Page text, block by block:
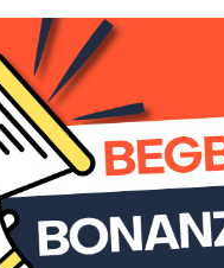
PEUGEOT E-BOXER
754 875
(inkl.moms)